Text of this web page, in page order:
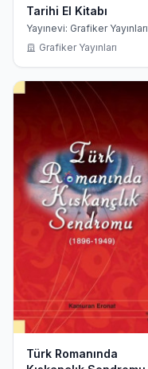
Tarihi El Kitabı
Yayınevi: Grafiker Yayınları
Grafiker Yayınları
Türk Romanında